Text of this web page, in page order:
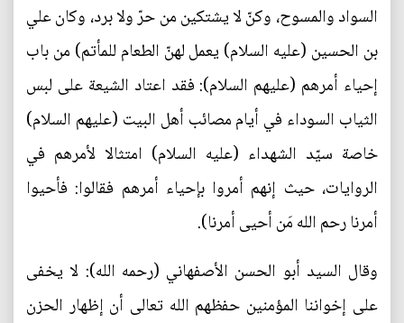
السواد والمسوح، وكنّ لا يشتكين من حرّ ولا برد، وكان علي
بن الحسين (عليه السلام) يعمل لهنّ الطعام للمأتم) من باب
إحياء أمرهم (عليهم السلام): فقد اعتاد الشيعة على لبس
الثياب السوداء في أيام مصائب أهل البيت (عليهم السلام)
خاصة سيّد الشهداء (عليه السلام) امتثالا لأمرهم في
الروايات، حيث إنهم أمروا بإحياء أمرهم فقالوا: فأحيوا
أمرنا رحم الله مَن أحيى أمرنا).
وقال السيد أبو الحسن الأصفهاني (رحمه الله): لا يخفى
على إخواننا المؤمنين حفظهم الله تعالى أن إظهار الحزن